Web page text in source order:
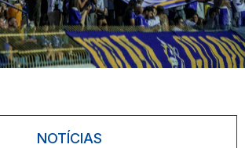
NOTÍCIAS